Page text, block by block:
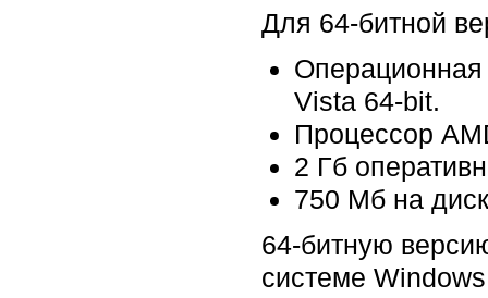
Для 64-битной
Vista 64-bit.
Процессор
2 Гб
750 Мб на
64-битную
системе